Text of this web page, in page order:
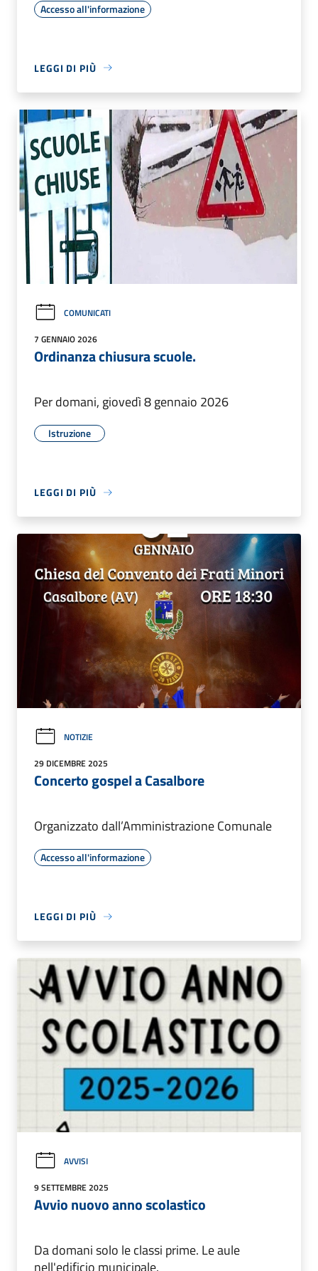
Accesso all'informazione
LEGGI DI PIÙ
COMUNICATI
7 GENNAIO 2026
Ordinanza chiusura scuole.
Per domani, giovedì 8 gennaio 2026
Istruzione
LEGGI DI PIÙ
NOTIZIE
29 DICEMBRE 2025
Concerto gospel a Casalbore
Organizzato dall’Amministrazione Comunale
Accesso all'informazione
LEGGI DI PIÙ
AVVISI
9 SETTEMBRE 2025
Avvio nuovo anno scolastico
Da domani solo le classi prime. Le aule